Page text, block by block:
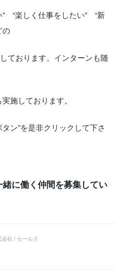
　“楽しく仕事をしたい”　“新
の
ております。インターンも随
施しております。
ン”を是非クリックして下さ
に働く仲間を募集してい
会社 / セールス